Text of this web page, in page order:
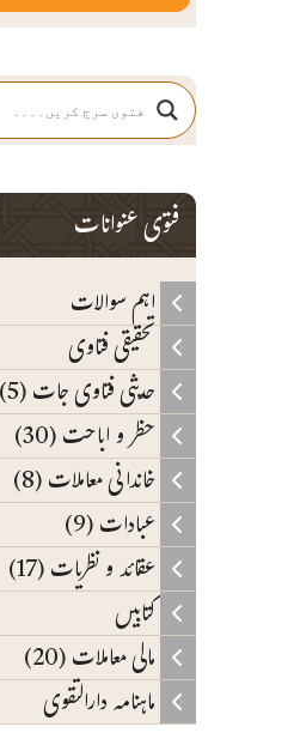
فتوی عنوانات
اہم سوالات
تحقیقی فتاوی
حدیثی فتاوی جات (5)
حظر و اباحت (30)
خاندانی معاملات (8)
عبادات (9)
عقائد و نظریات (17)
کتابیں
مالی معاملات (20)
ماہنامہ دارالتقوی